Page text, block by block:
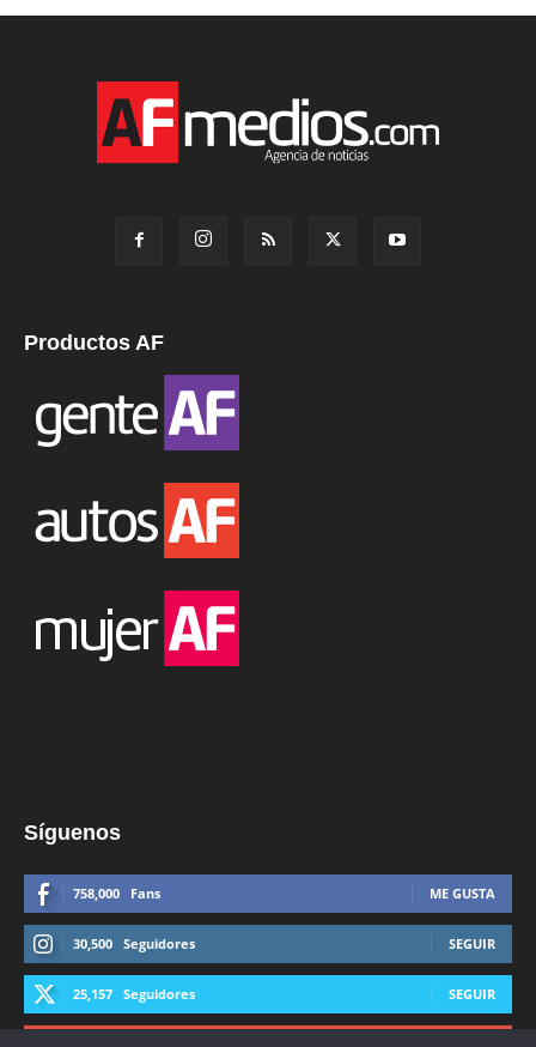
Productos AF
Síguenos
758,000 Fans ME GUSTA
30,500 Seguidores SEGUIR
25,157 Seguidores SEGUIR